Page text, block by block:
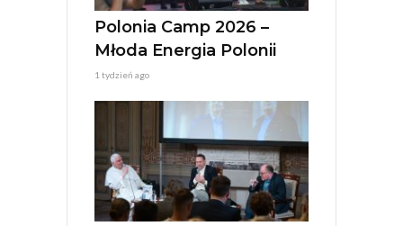
Polonia Camp 2026 –
Młoda Energia Polonii
1 tydzień ago